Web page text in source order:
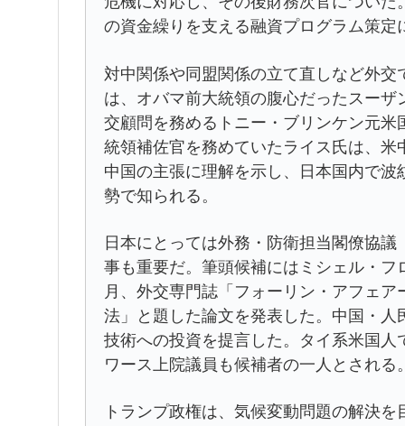
の資金繰りを支える融資プログラム策定
対中関係や同盟関係の立て直しなど外
は、オバマ前大統領の腹心だったスー
交顧問を務めるトニー・ブリンケン元
統領補佐官を務めていたライス氏は、
中国の主張に理解を示し、日本国内で
勢で知られる。
日本にとっては外務・防衛担当閣僚協
事も重要だ。筆頭候補にはミシェル・
月、外交専門誌「フォーリン・アフェ
法」と題した論文を発表した。中国・
技術への投資を提言した。タイ系米国
ワース上院議員も候補者の一人とされる
トランプ政権は、気候変動問題の解決